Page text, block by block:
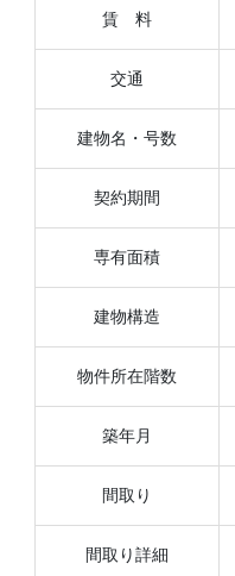
賃 料
交通
建物名・号数
契約期間
専有面積
建物構造
物件所在階数
築年月
間取り
間取り詳細